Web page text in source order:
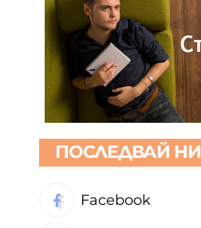
ПОСЛЕДВАЙ НИ
Facebook